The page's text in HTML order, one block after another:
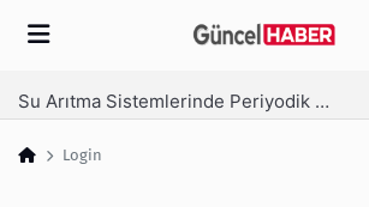
Su Arıtma Sistemlerinde Periyodik Bakım Neden Kritik?
Login